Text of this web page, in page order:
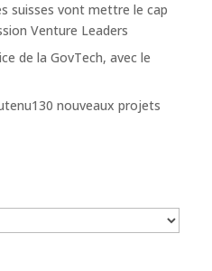
suisses vont mettre le cap
Venture Leaders
de la GovTech, avec le
nouveaux projets